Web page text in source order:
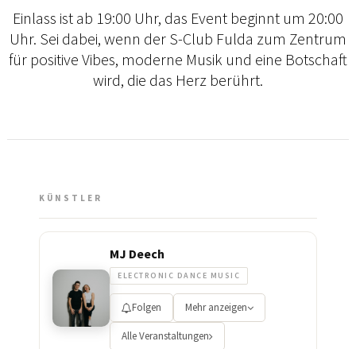
Einlass ist ab 19:00 Uhr, das Event beginnt um 20:00
Uhr. Sei dabei, wenn der S-Club Fulda zum Zentrum
für positive Vibes, moderne Musik und eine Botschaft
wird, die das Herz berührt.
KÜNSTLER
MJ Deech
ELECTRONIC DANCE MUSIC
Folgen Mehr anzeigen
Alle Veranstaltungen